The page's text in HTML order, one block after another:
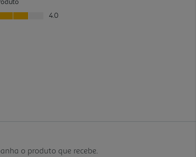
o produto que recebe.